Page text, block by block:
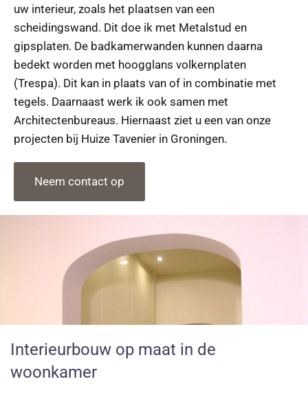
uw interieur, zoals het plaatsen van een
scheidingswand. Dit doe ik met Metalstud en
gipsplaten. De badkamerwanden kunnen daarna
bedekt worden met hoogglans volkernplaten
(Trespa). Dit kan in plaats van of in combinatie met
tegels. Daarnaast werk ik ook samen met
Architectenbureaus. Hiernaast ziet u een van onze
projecten bij Huize Tavenier in Groningen.
Neem contact op
Interieurbouw op maat in de
woonkamer